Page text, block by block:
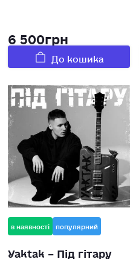
6 500грн
До кошика
в наявності популярний
Yaktak – Під гітару